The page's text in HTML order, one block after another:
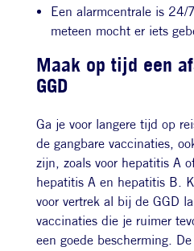
Een alarmcentrale is 24/
meteen mocht er iets
Maak op tijd een
GGD
Ga je voor langere tijd op
de gangbare vaccinaties,
zijn, zoals voor hepatitis A
hepatitis A en hepatitis B.
voor vertrek al bij de GGD
vaccinaties die je ruimer
een goede bescherming.